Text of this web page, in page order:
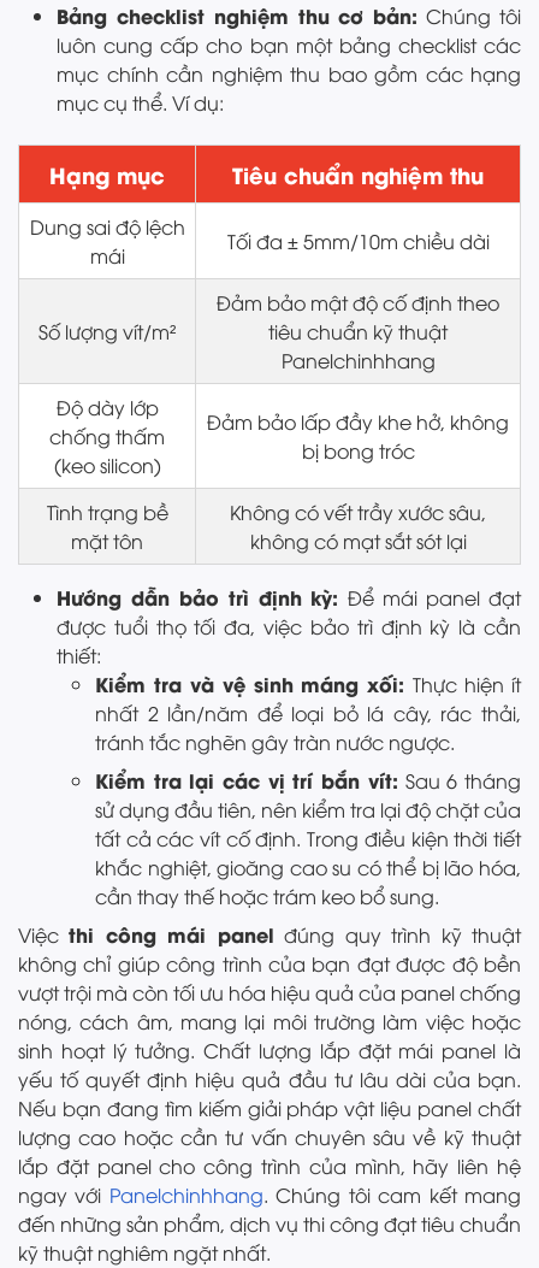
Bảng checklist nghiệm thu cơ bản: Chúng tôi
luôn cung cấp cho bạn một bảng checklist các
mục chính cần nghiệm thu bao gồm các hạng
mục cụ thể. Ví dụ:
Hạng mục Tiêu chuẩn nghiệm thu
Dung sai độ lệch
mái
Tối đa ± 5mm/10m chiều dài
Số lượng vít/m²
Đảm bảo mật độ cố định theo
tiêu chuẩn kỹ thuật
Panelchinhhang
Độ dày lớp
chống thấm
(keo silicon)
Đảm bảo lấp đầy khe hở, không
bị bong tróc
Tình trạng bề
mặt tôn
Không có vết trầy xước sâu,
không có mạt sắt sót lại
Hướng dẫn bảo trì định kỳ:Để mái panel đạt
được tuổi thọ tối đa, việc bảo trì định kỳ là cần
thiết:
Kiểm tra và vệ sinh máng xối:Thực hiện ít
nhất 2 lần/năm để loại bỏ lá cây, rác thải,
tránh tắc nghẽn gây tràn nước ngược.
Kiểm tra lại các vị trí bắn vít: Sau 6 tháng
sử dụng đầu tiên, nên kiểm tra lại độ chặt của
tất cả các vít cố định. Trong điều kiện thời tiết
khắc nghiệt, gioăng cao su có thể bị lão hóa,
cần thay thế hoặc trám keo bổ sung.
Việcthi công mái panel đúng quy trình kỹ thuật
không chỉ giúp công trình của bạn đạt được độ bền
vượt trội mà còn tối ưu hóa hiệu quả của panel chống
nóng, cách âm, mang lại môi trường làm việc hoặc
sinh hoạt lý tưởng. Chất lượng lắp đặt mái panel là
yếu tố quyết định hiệu quả đầu tư lâu dài của bạn.
Nếu bạn đang tìm kiếm giải pháp vật liệu panel chất
lượng cao hoặc cần tư vấn chuyên sâu về kỹ thuật
lắp đặt panel cho công trình của mình, hãy liên hệ
ngay với Panelchinhhang. Chúng tôi cam kết mang
đến những sản phẩm, dịch vụ thi công đạt tiêu chuẩn
kỹ thuật nghiêm ngặt nhất.